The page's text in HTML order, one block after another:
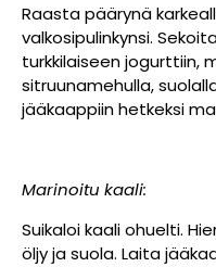
Raasta päärynä
valkosipulinkynsi.
turkkilaiseen jogurttiin,
sitruunamehulla,
jääkaappiin hetkeksi
Marinoitu kaali:
Suikaloi kaali ohuelti.
öljy ja suola. Laita